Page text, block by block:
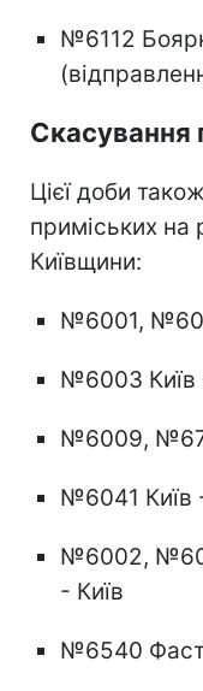
№6112
Скасування
Цієї доби
приміських на
Київщини:
№6001,
№6003 Київ
№6009,
№6041 Київ
№6002,
- Київ
№6540